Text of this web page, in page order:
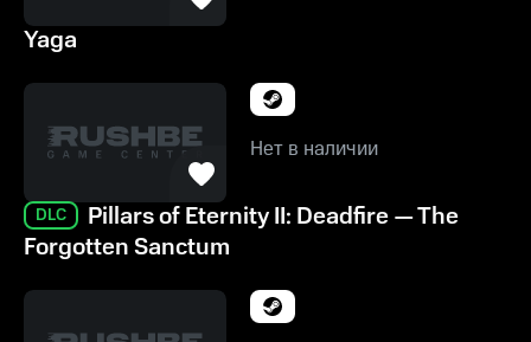
Yaga
Нет в наличии
DLC
Pillars of Eternity II: Deadfire — The
Forgotten Sanctum